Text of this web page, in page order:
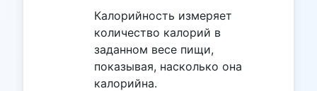
Калорийность измеряет
количество калорий в
заданном весе пищи,
показывая, насколько она
калорийна.